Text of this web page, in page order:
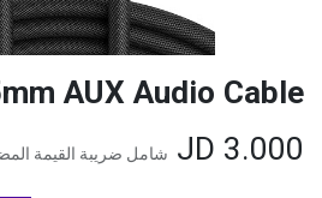
AUX Audio Cable
3.000
شامل ضريبة القيمة